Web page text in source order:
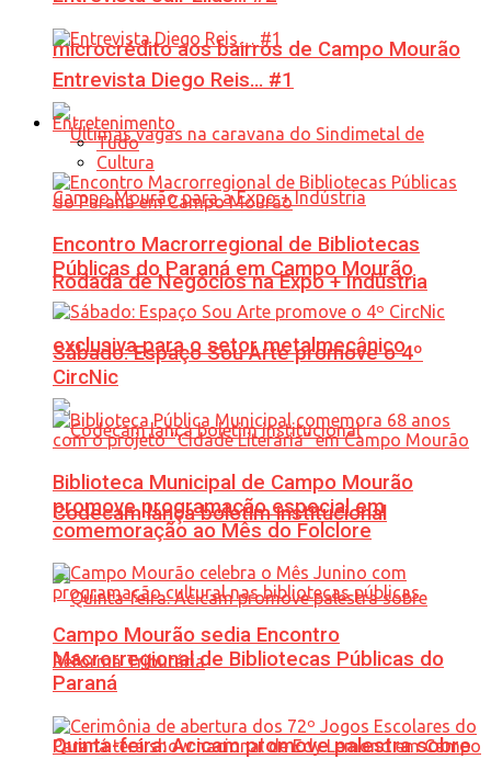
microcrédito aos bairros de Campo Mourão
Rodada de Negócios na Expo + Indústria
exclusiva para o setor metalmecânico
Codecam lança boletim institucional
Quinta-feira: Acicam promove palestra sobre
Entrevista Diego Reis… #1
Entretenimento
Tudo
Cultura
Encontro Macrorregional de Bibliotecas
Públicas do Paraná em Campo Mourão
Sábado: Espaço Sou Arte promove o 4º
CircNic
Biblioteca Municipal de Campo Mourão
promove programação especial em
comemoração ao Mês do Folclore
Campo Mourão sedia Encontro
Macrorregional de Bibliotecas Públicas do
Paraná